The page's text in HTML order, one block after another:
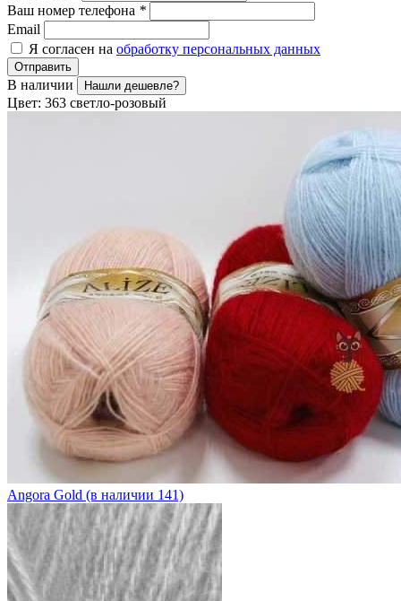
Ваш номер телефона *
Email
Я согласен на обработку персональных данных
Отправить
В наличии Нашли дешевле?
Цвет: 363 светло-розовый
Angora Gold (в наличии 141)